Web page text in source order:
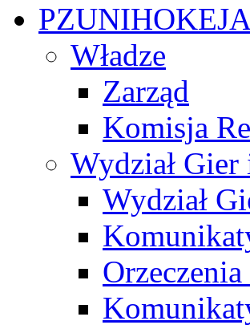
PZUNIHOKEJA
Władze
Zarząd
Komisja
Wydział
Wydział